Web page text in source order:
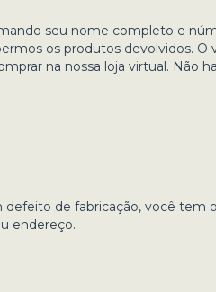
seu nome completo e
os produtos devolvidos. O
na nossa loja virtual. Não
defeito de fabricação, você
endereço.